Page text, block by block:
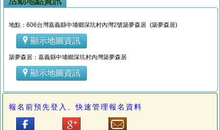
地點：606台灣嘉義縣中埔鄉深坑村內灣2號築夢森居 (築夢森居)
顯示地圖資訊
築夢森居：嘉義縣中埔鄉深坑村內灣築夢森居
顯示地圖資訊
報名前預先登入、快速管理報名資料